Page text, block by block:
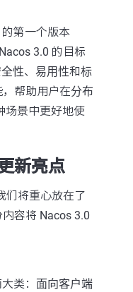
第一个版本
3.0 的目标
性、 易用性和标
帮助用户在分布
场景中更好地使
新亮点
们将重心放在了
容将 Nacos 3.0
类： 面向客户端